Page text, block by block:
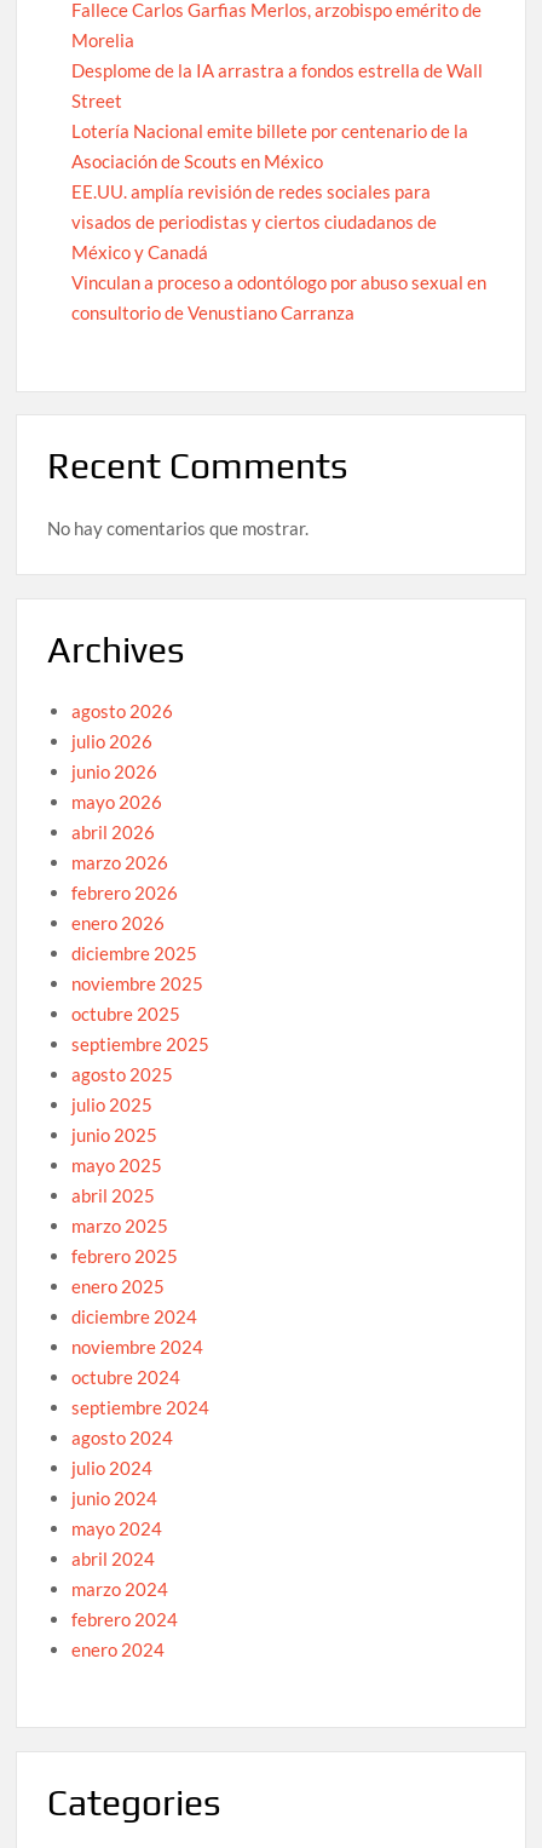
Fallece Carlos Garfias Merlos, arzobispo emérito de
Morelia
Desplome de la IA arrastra a fondos estrella de Wall
Street
Lotería Nacional emite billete por centenario de la
Asociación de Scouts en México
EE.UU. amplía revisión de redes sociales para
visados de periodistas y ciertos ciudadanos de
México y Canadá
Vinculan a proceso a odontólogo por abuso sexual en
consultorio de Venustiano Carranza
Recent Comments
No hay comentarios que mostrar.
Archives
agosto 2026
julio 2026
junio 2026
mayo 2026
abril 2026
marzo 2026
febrero 2026
enero 2026
diciembre 2025
noviembre 2025
octubre 2025
septiembre 2025
agosto 2025
julio 2025
junio 2025
mayo 2025
abril 2025
marzo 2025
febrero 2025
enero 2025
diciembre 2024
noviembre 2024
octubre 2024
septiembre 2024
agosto 2024
julio 2024
junio 2024
mayo 2024
abril 2024
marzo 2024
febrero 2024
enero 2024
Categories